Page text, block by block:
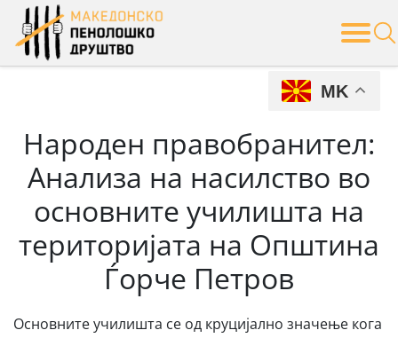
Skip
content
Народен правобранител:
Анализа на насилство во
основните училишта на
територијата на Општина
Ѓорче Петров
Oсновните училишта се од круцијално значење кога
MK